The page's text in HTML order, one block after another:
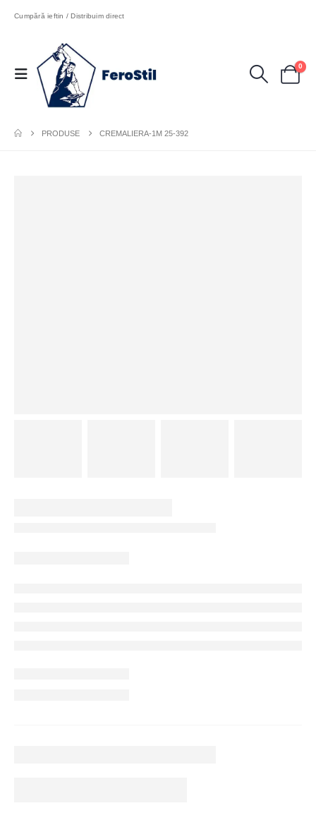
Cumpără ieftin / Distribuim direct
0
PRODUSE CREMALIERA-1M 25-392